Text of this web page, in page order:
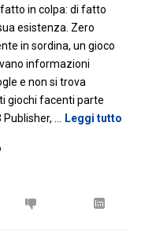
in colpa: di fatto
esistenza. Zero
in sordina, un gioco
informazioni
e non si trova
giochi facenti parte
… Leggi tutto